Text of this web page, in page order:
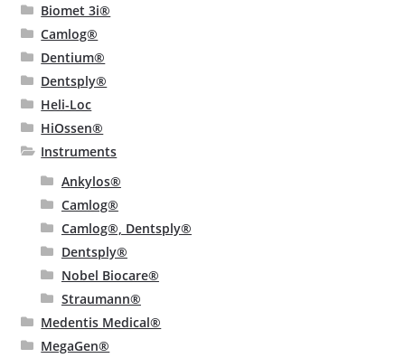
Biomet 3i®
Camlog®
Dentium®
Dentsply®
Heli-Loc
HiOssen®
Instruments
Ankylos®
Camlog®
Camlog®, Dentsply®
Dentsply®
Nobel Biocare®
Straumann®
Medentis Medical®
MegaGen®